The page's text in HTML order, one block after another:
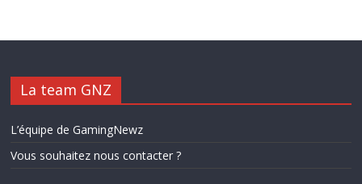
La team GNZ
L’équipe de GamingNewz
Vous souhaitez nous contacter ?